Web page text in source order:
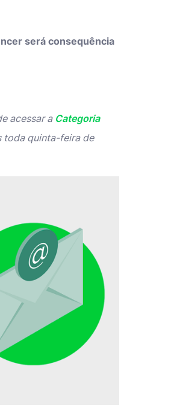
será consequência
acessar a Categoria
toda quinta-feira de